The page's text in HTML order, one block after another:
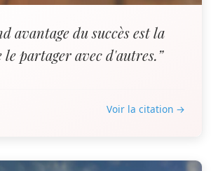
avantage du succès est la
partager avec d'autres.”
Voir la citation →